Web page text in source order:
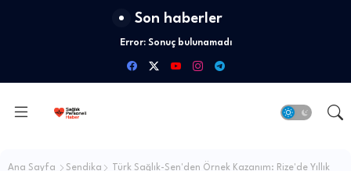
Son haberler
Error:Sonuç bulunamadı
Ana Sayfa Sendika
Türk Sağlık-Sen'den Örnek Kazanım: Rize'de Yıllık